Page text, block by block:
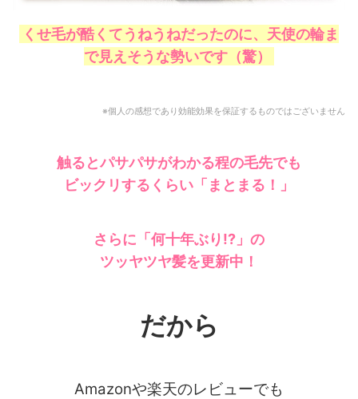
くせ毛が酷くてうねうねだったのに、天使の輪ま
で見えそうな勢いです（驚）
※個人の感想であり効能効果を保証するものではございません
触るとパサパサがわかる程の毛先でも
ビックリするくらい 「まとまる！」
さらに「何十年ぶり!?」の
ツッヤツヤ髪を更新中！
だから
Amazonや楽天のレビューでも